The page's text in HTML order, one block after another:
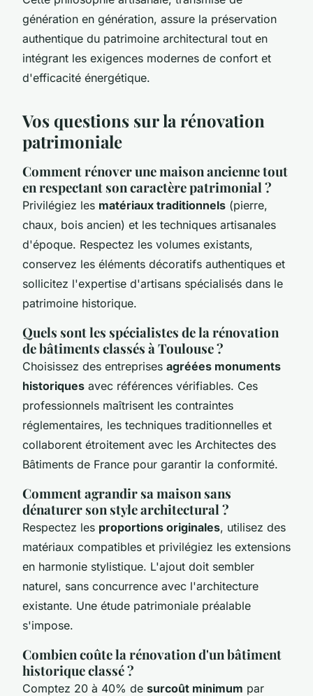
génération en génération, assure la préservation
authentique du patrimoine architectural tout en
intégrant les exigences modernes de confort et
d'efficacité énergétique.
Vos questions sur la rénovation
patrimoniale
Comment rénover une maison ancienne tout
en respectant son caractère patrimonial ?
Privilégiez les matériaux traditionnels (pierre,
chaux, bois ancien) et les techniques artisanales
d'époque. Respectez les volumes existants,
conservez les éléments décoratifs authentiques et
sollicitez l'expertise d'artisans spécialisés dans le
patrimoine historique.
Quels sont les spécialistes de la rénovation
de bâtiments classés à Toulouse ?
Choisissez des entreprises agréées monuments
historiques avec références vérifiables. Ces
professionnels maîtrisent les contraintes
réglementaires, les techniques traditionnelles et
collaborent étroitement avec les Architectes des
Bâtiments de France pour garantir la conformité.
Comment agrandir sa maison sans
dénaturer son style architectural ?
Respectez les proportions originales, utilisez des
matériaux compatibles et privilégiez les extensions
en harmonie stylistique. L'ajout doit sembler
naturel, sans concurrence avec l'architecture
existante. Une étude patrimoniale préalable
s'impose.
Combien coûte la rénovation d'un bâtiment
historique classé ?
Comptez 20 à 40% de surcoût minimum par